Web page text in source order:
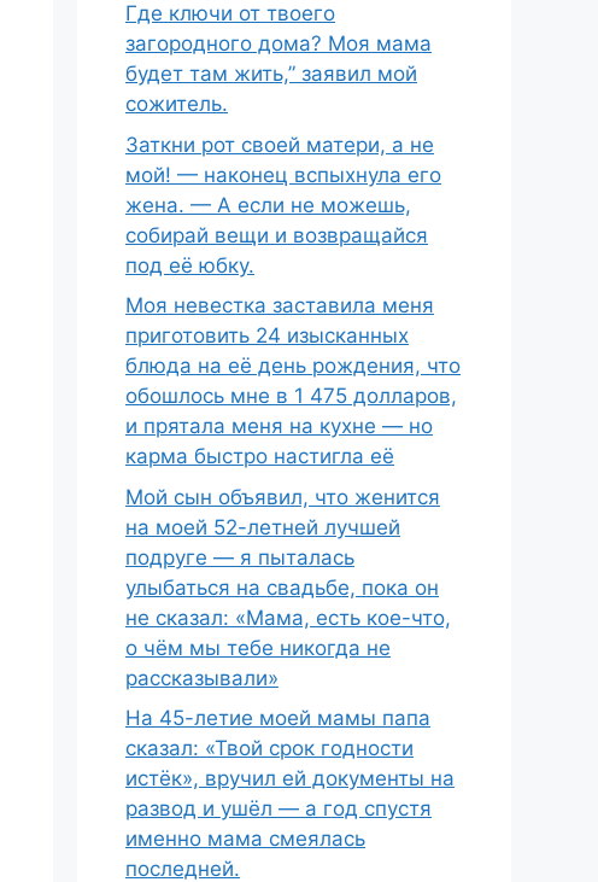
Где ключи от твоего
загородного дома? Моя мама
будет там жить,” заявил мой
сожитель.
Заткни рот своей матери, а не
мой! — наконец вспыхнула его
жена. — А если не можешь,
собирай вещи и возвращайся
под её юбку.
Моя невестка заставила меня
приготовить 24 изысканных
блюда на её день рождения, что
обошлось мне в 1 475 долларов,
и прятала меня на кухне — но
карма быстро настигла её
Мой сын объявил, что женится
на моей 52-летней лучшей
подруге — я пыталась
улыбаться на свадьбе, пока он
не сказал: «Мама, есть кое-что,
о чём мы тебе никогда не
рассказывали»
На 45-летие моей мамы папа
сказал: «Твой срок годности
истёк», вручил ей документы на
развод и ушёл — а год спустя
именно мама смеялась
последней.